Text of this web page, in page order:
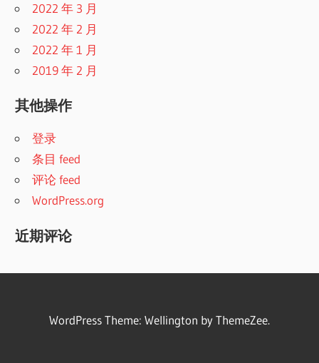
2022 年 3 月
2022 年 2 月
2022 年 1 月
2019 年 2 月
其他操作
登录
条目 feed
评论 feed
WordPress.org
近期评论
WordPress Theme: Wellington by ThemeZee.